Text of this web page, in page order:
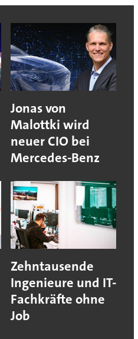
Jonas von
Malottki wird
neuer CIO bei
Mercedes-Benz
Zehntausende
Ingenieure und IT-
Fachkräfte ohne
Job